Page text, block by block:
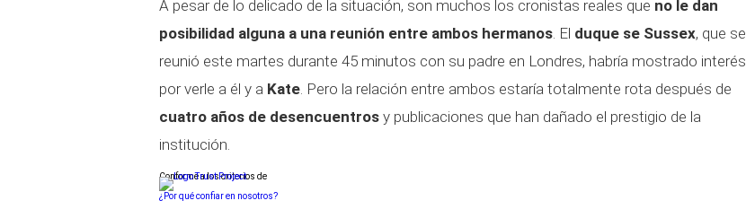
A pesar de lo delicado de la situación, son muchos los cronistas reales que no le dan
posibilidad alguna a una reunión entre ambos hermanos. El duque se Sussex, que se
reunió este martes durante 45 minutos con su padre en Londres, habría mostrado interés
por verle a él y a Kate. Pero la relación entre ambos estaría totalmente rota después de
cuatro años de desencuentros y publicaciones que han dañado el prestigio de la
institución.
Conforme a los criterios de
¿Por qué confiar en nosotros?